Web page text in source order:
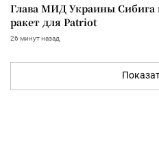
Глава МИД Украины Сибига
ракет для Patriot
26 минут назад